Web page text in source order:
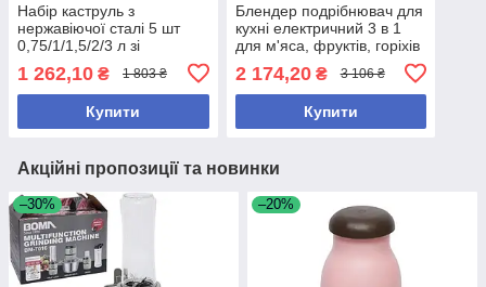
Набір каструль з
нержавіючої сталі 5 шт
0,75/1/1,5/2/3 л зі
вставки для приготування
на пару
1 262,10 ₴ 1 803 ₴
Купити
Блендер подрібнювач для
кухні електричний 3 в 1
для м'яса, фруктів, горіхів
з чашею 2л + пляшка 0,6л
для смузі
2 174,20₴ 3 106 ₴
Купити
Акційні пропозиції та новинки
–30% –20%